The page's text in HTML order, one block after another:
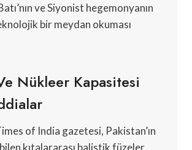
ve Siyonist hegemonyanın
bir meydan okuması
Nükleer Kapasitesi
of India gazetesi, Pakistan’ın
kıtalararası balistik füzeler